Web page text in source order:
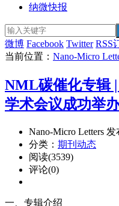
纳微快报
微博 Facebook Twitter RSS
当前位置： Nano-Micro
NML碳催化专辑
学术会议成功举
Nano-Micro Letters
分类： 期刊动态
阅读(3539)
评论(0)
一、专辑介绍